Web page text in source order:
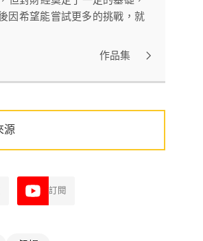
因希望能嘗試更多的挑戰，就
作品集
源
訂閱